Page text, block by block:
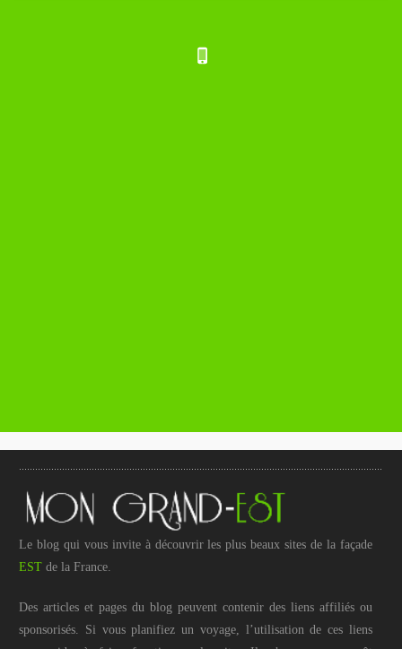
Le blog qui vous invite à découvrir les plus beaux sites de la façade
EST de la France.
Des articles et pages du blog peuvent contenir des liens affiliés ou
sponsorisés. Si vous planifiez un voyage, l’utilisation de ces liens